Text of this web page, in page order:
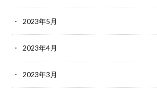
2023年5月
2023年4月
2023年3月